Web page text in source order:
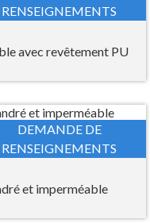
RENSEIGNEMENTS
avec revêtement PU
DEMANDE DE
RENSEIGNEMENTS
et imperméable